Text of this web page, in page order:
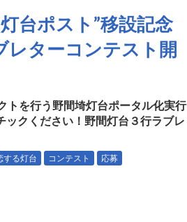
台ポスト”移設記念
レターコンテスト開
トを行う野間埼灯台ポータル化実行
クください！野間灯台３行ラブレ
する灯台 コンテスト 応募